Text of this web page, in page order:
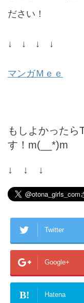
ださい！
↓ ↓ ↓ ↓
マンガＭｅｅ
もしよかったら
す！m(__*)m
↓ ↓ ↓
Twitter
Google+
B! Hatena